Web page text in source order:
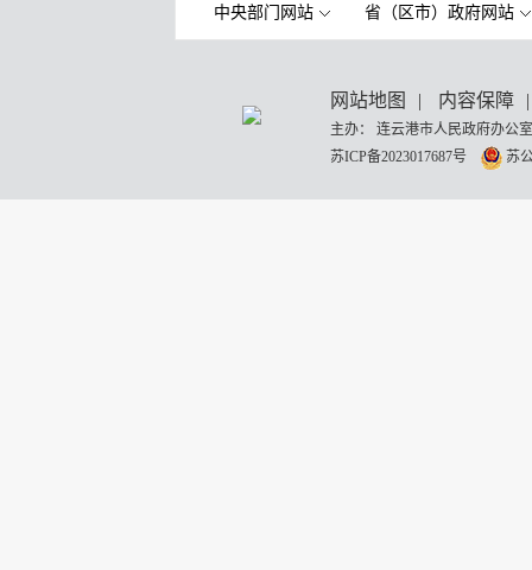
中央部门网站 省（区市）政府网站
网站地图 | 内容保障 |
主办： 连云港市人民政府办
苏ICP备2023017687号
苏